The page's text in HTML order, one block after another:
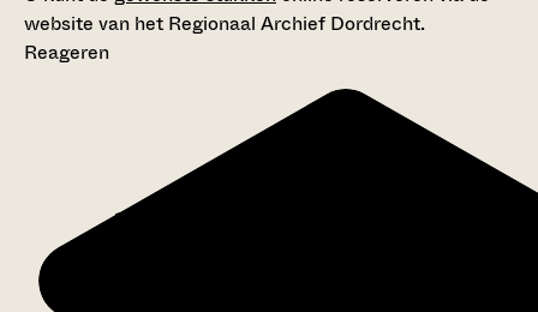
website van het Regionaal Archief Dordrecht.
Reageren